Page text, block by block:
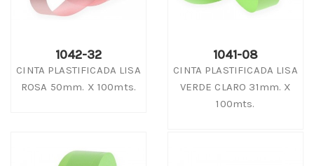
1042-32
CINTA PLASTIFICADA LISA
ROSA 50mm. X 100mts.
1041-08
CINTA PLASTIFICADA LISA
VERDE CLARO 31mm. X
100mts.